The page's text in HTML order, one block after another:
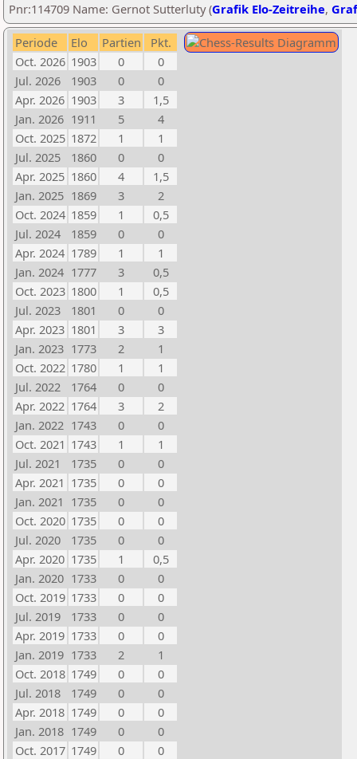
Pnr:114709 Name: Gernot Sutterluty (Grafik Elo-Zeitreihe,
Periode Elo Partien
Pkt.
Oct. 2026 1903 0
0
Jul. 2026
1903 0
0
Apr. 2026 1903 3
1,5
Jan. 2026 1911 5
4
Oct. 2025 1872 1
1
Jul. 2025
1860 0
0
Apr. 2025 1860 4
1,5
Jan. 2025 1869 3
2
Oct. 2024 1859 1
0,5
Jul. 2024
1859 0
0
Apr. 2024 1789 1
1
Jan. 2024 1777 3
0,5
Oct. 2023 1800 1
0,5
Jul. 2023
1801 0
0
Apr. 2023 1801 3
3
Jan. 2023 1773 2
1
Oct. 2022 1780 1
1
Jul. 2022
1764 0
0
Apr. 2022 1764 3
2
Jan. 2022 1743 0
0
Oct. 2021 1743 1
1
Jul. 2021
1735 0
0
Apr. 2021 1735 0
0
Jan. 2021 1735 0
0
Oct. 2020 1735 0
0
Jul. 2020
1735 0
0
Apr. 2020 1735 1
0,5
Jan. 2020 1733 0
0
Oct. 2019 1733 0
0
Jul. 2019
1733 0
0
Apr. 2019 1733 0
0
Jan. 2019 1733 2
1
Oct. 2018 1749 0
0
Jul. 2018
1749 0
0
Apr. 2018 1749 0
0
Jan. 2018 1749 0
0
Oct. 2017 1749 0
0